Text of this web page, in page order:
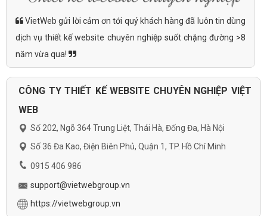
VietWeb gửi lời cảm ơn tới quý khách hàng đã luôn tin dùng
dịch vụ thiết kế website chuyên nghiệp suốt chặng đường >8
năm vừa qua!
CÔNG TY THIẾT KẾ WEBSITE CHUYÊN NGHIỆP VIỆT
WEB
Số 202, Ngõ 364 Trung Liệt, Thái Hà, Đống Đa, Hà Nội
Số 36 Đa Kao, Điện Biên Phủ, Quận 1, TP. Hồ Chí Minh
0915 406 986
support@vietwebgroup.vn
https://vietwebgroup.vn